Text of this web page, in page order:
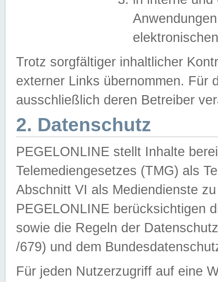
Trotz sorgfältiger inhaltlicher
externer Links übernommen. Für
ausschließlich deren Betreiber
2. Datenschutz
PEGELONLINE stellt Inhalte
Telemediengesetzes (TMG) als
Abschnitt VI als Mediendienste
PEGELONLINE berücksichtigen
sowie die Regeln der
/679) und dem
Für jeden Nutzerzugriff auf eine